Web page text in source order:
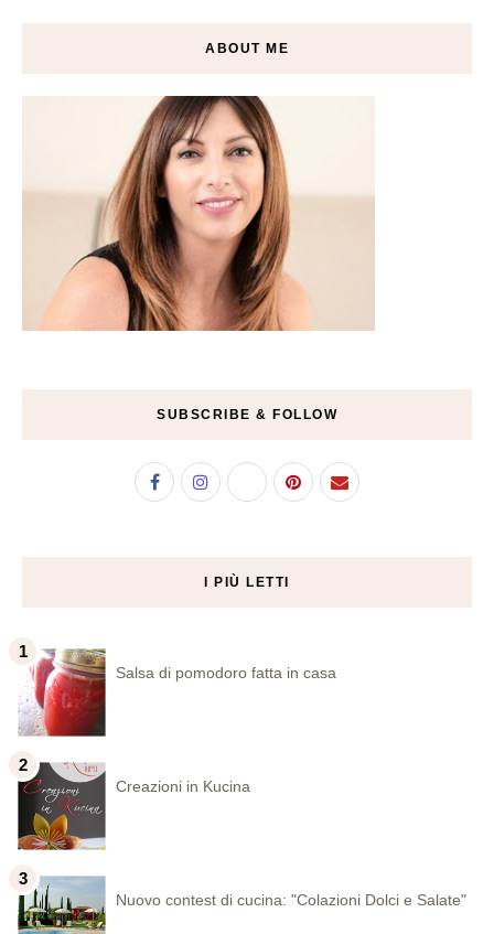
ABOUT ME
SUBSCRIBE & FOLLOW
I PIÙ LETTI
Salsa di pomodoro fatta in casa
Creazioni in Kucina
Nuovo contest di cucina: "Colazioni Dolci e Salate"